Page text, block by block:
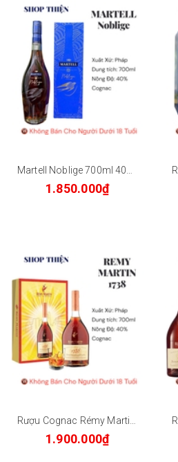
Martell Noblige 700ml 40% | Cognac Pháp Chính Hãng - Quà Biếu Sang Trọng
1.850.000₫
1.900.000₫